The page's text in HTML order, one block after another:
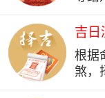
吉日
根据
煞，